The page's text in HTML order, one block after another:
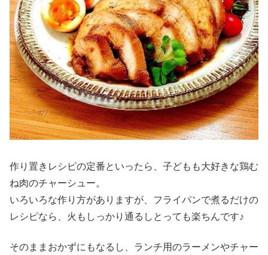
作り置きレシピの定番といったら、子どもも大好きな鶏む
ね肉のチャーシュー。
いろいろな作り方がありますが、フライパンで煮るだけの
レシピなら、火もしっかり通るしとっても楽ちんです♪
そのままおかずにもなるし、ランチ用のラーメンやチャー